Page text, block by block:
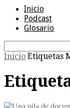
Inicio
Podcast
Glosario
Inicio Etiquetas